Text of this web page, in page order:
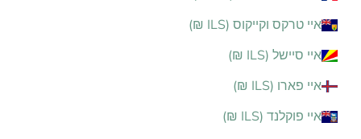
איי טרקס וקייקוס (ILS ₪)
איי סיישל (ILS ₪)
איי פארו (ILS ₪)
איי פוקלנד (ILS ₪)